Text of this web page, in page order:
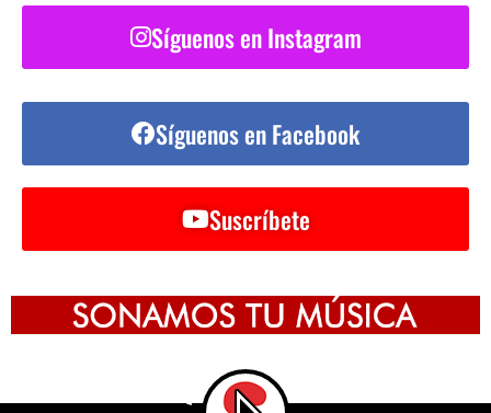
Síguenos en Instagram
Síguenos en Facebook
Suscríbete